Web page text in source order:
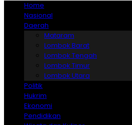
Home
Nasional
Daerah
Mataram
Lombok Barat
Lombok Tengah
Lombok Timur
Lombok Utara
Politik
Hukrim
Ekonomi
Pendidikan